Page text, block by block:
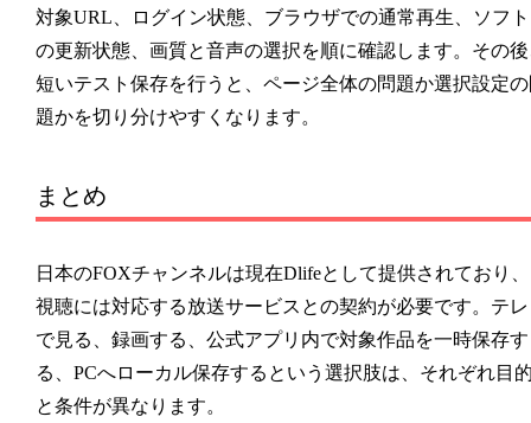
対象URL、ログイン状態、ブラウザでの通常再生、ソフト
の更新状態、画質と音声の選択を順に確認します。その
短いテスト保存を行うと、ページ全体の問題か選択設定
題かを切り分けやすくなります。
まとめ
日本のFOXチャンネルは現在Dlifeとして提供されており、
視聴には対応する放送サービスとの契約が必要です。テ
で見る、録画する、公式アプリ内で対象作品を一時保存す
る、PCへローカル保存するという選択肢は、それぞれ目
と条件が異なります。